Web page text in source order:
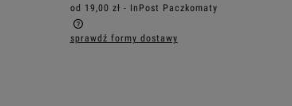
od 19,00 zł - InPost Paczkomaty
sprawdź formy dostawy